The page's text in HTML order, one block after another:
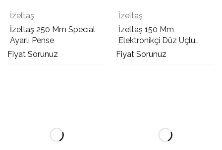
İzeltaş
İzeltaş 250 Mm Specıal
Ayarlı Pense
Fiyat Sorunuz
İzeltaş
İzeltaş 150 Mm
Elektronikçi Düz Uçlu
Kargaburun
Fiyat Sorunuz